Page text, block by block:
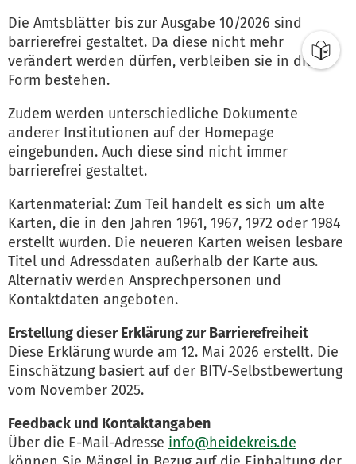
Die Amtsblätter bis zur Ausgabe 10/2026 sind
barrierefrei gestaltet. Da diese nicht mehr
verändert werden dürfen, verbleiben sie in dieser
Form bestehen.
Zudem werden unterschiedliche Dokumente
anderer Institutionen auf der Homepage
eingebunden. Auch diese sind nicht immer
barrierefrei gestaltet.
Kartenmaterial: Zum Teil handelt es sich um alte
Karten, die in den Jahren 1961, 1967, 1972 oder 1984
erstellt wurden. Die neueren Karten weisen lesbare
Titel und Adressdaten außerhalb der Karte aus.
Alternativ werden Ansprechpersonen und
Kontaktdaten angeboten.
Erstellung dieser Erklärung zur Barrierefreiheit
Diese Erklärung wurde am 12. Mai 2026 erstellt. Die
Einschätzung basiert auf der BITV-Selbstbewertung
vom November 2025.
Feedback und Kontaktangaben
Über die E-Mail-Adresse info@heidekreis.de